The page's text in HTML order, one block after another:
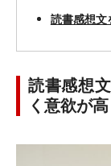
読書感想文
読書感想
く意欲が